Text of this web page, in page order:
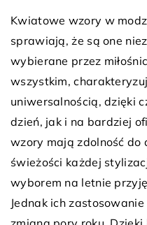
Kwiatowe wzory w
sprawiają, że są one
wybierane przez
wszystkim,
uniwersalnością, dzięki
dzień, jak i na bardziej
wzory mają zdolność do
świeżości każdej
wyborem na letnie
Jednak ich